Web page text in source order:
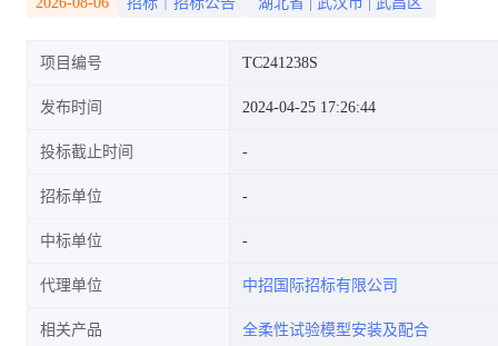
项目编号 TC241238S
发布时间 2024-04-25 17:26:44
投标截止时间
招标单位
中标单位
代理单位 中招国际招标有限公司
相关产品 全柔性试验模型安装及配合